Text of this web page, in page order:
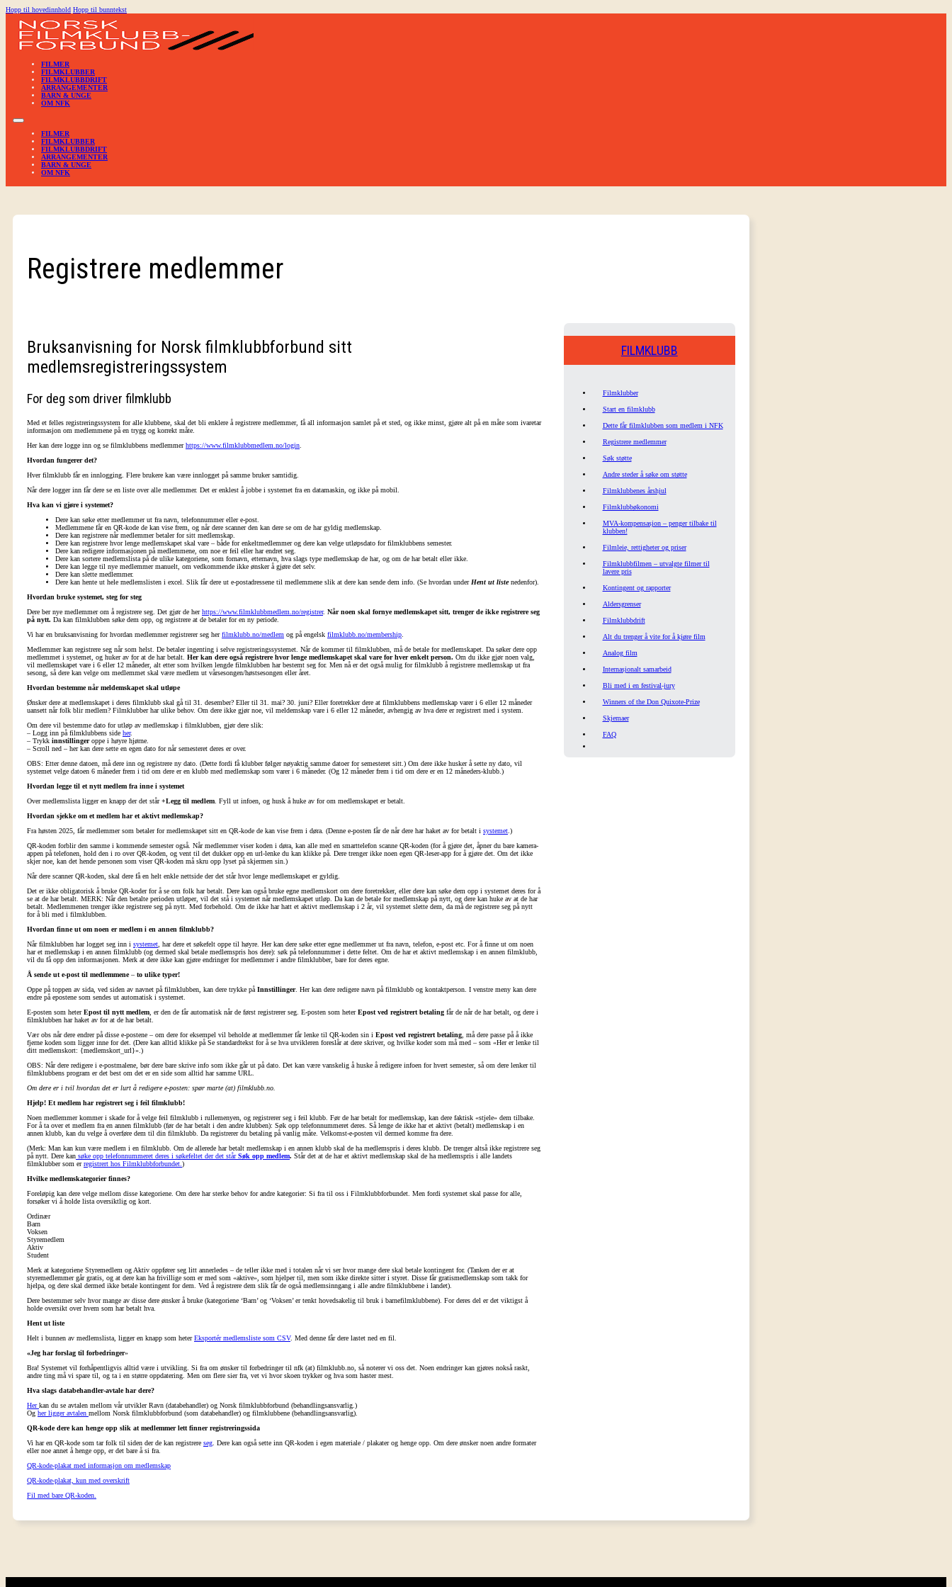
Hopp til hovedinnhold Hopp til bunntekst
FILMER
FILMKLUBBER
FILMKLUBBDRIFT
ARRANGEMENTER
BARN & UNGE
OM NFK
FILMER
FILMKLUBBER
FILMKLUBBDRIFT
ARRANGEMENTER
BARN & UNGE
OM NFK
Registrere medlemmer
Bruksanvisning for Norsk filmklubbforbund sitt
medlemsregistreringssystem
For deg som driver filmklubb
Med et felles registreringssystem for alle klubbene, skal det bli enklere å registrere medlemmer, få all informasjon samlet på et sted, og ikke minst, gjøre alt på en måte som ivaretar
informasjon om medlemmene på en trygg og korrekt måte.
Her kan dere logge inn og se filmklubbens medlemmerhttps://www.filmklubbmedlem.no/login
Hvordan fungerer det?
Hver filmklubb får en innlogging. Flere brukere kan være innlogget på samme bruker samtidig.
Når dere logger inn får dere se en liste over alle medlemmer. Det er enklest å jobbe i systemet fra en datamaskin, og ikke på mobil.
Hva kan vi gjøre i systemet?
Dere kan søke etter medlemmer ut fra navn, telefonnummer eller e-post.
Medlemmene får en QR-kode de kan vise frem, og når dere scanner den kan dere se om de har gyldig medlemskap.
Dere kan registrere når medlemmer betaler for sitt medlemskap.
Dere kan registrere hvor lenge medlemskapet skal vare – både for enkeltmedlemmer og dere kan velge utløpsdato for filmklubbens semester.
Dere kan redigere informasjonen på medlemmene, om noe er feil eller har endret seg.
Dere kan sortere medlemslista på de ulike kategoriene, som fornavn, etternavn, hva slags type medlemskap de har, og om de har betalt eller ikke.
Dere kan legge til nye medlemmer manuelt, om vedkommende ikke ønsker å gjøre det selv.
Dere kan slette medlemmer.
Dere kan hente ut hele medlemslisten i excel. Slik får dere ut e-postadressene til medlemmene slik at dere kan sende dem info. (Se hvordan under Hent ut listenedenfor).
Hvordan bruke systemet, steg for steg
Dere ber nye medlemmer om å registrere seg. Det gjør de her https://www.filmklubbmedlem.no/registrer. Når noen skal fornye medlemskapet sitt, trenger de ikke registrere seg
på nytt. Da kan filmklubben søke dem opp, og registrere at de betaler for en ny periode.
Vi har en bruksanvisning for hvordan medlemmer registrerer seg herfilmklubb.no/medlem og på engelsk filmklubb.no/membership
Medlemmer kan registrere seg når som helst. De betaler ingenting i selve registreringssystemet. Når de kommer til filmklubben, må de betale for medlemskapet. Da søker dere opp
medlemmet i systemet, og huker av for at de har betalt. Her kan dere også registrere hvor lenge medlemskapet skal vare for hver enkelt person. Om du ikke gjør noen valg,
vil medlemskapet vare i 6 eller 12 måneder, alt etter som hvilken lengde filmklubben har bestemt seg for. Men nå er det også mulig for filmklubb å registrere medlemskap ut fra
sesong, så dere kan velge om medlemmet skal være medlem ut vårsesongen/høstsesongen eller året.
Hvordan bestemme når meldemskapet skal utløpe
Ønsker dere at medlemskapet i deres filmklubb skal gå til 31. desember? Eller til 31. mai? 30. juni? Eller foretrekker dere at filmklubbens medlemskap varer i 6 eller 12 måneder
uansett når folk blir medlem? Filmklubber har ulike behov. Om dere ikke gjør noe, vil meldemskap vare i 6 eller 12 måneder, avhengig av hva dere er registrert med i system.
Om dere vil bestemme dato for utløp av medlemskap i filmklubben, gjør dere slik:
– Logg inn på filmklubbens side her.
– Trykk innstillingeroppe i høyre hjørne.
– Scroll ned – her kan dere sette en egen dato for når semesteret deres er over.
OBS: Etter denne datoen, må dere inn og registrere ny dato. (Dette fordi få klubber følger nøyaktig samme datoer for semesteret sitt.) Om dere ikke husker å sette ny dato, vil
systemet velge datoen 6 måneder frem i tid om dere er en klubb med medlemskap som varer i 6 måneder. (Og 12 måneder frem i tid om dere er en 12 måneders-klubb.)
Hvordan legge til et nytt medlem fra inne i systemet
Over medlemslista ligger en knapp der det står+Legg til medlem . Fyll ut infoen, og husk å huke av for om medlemskapet er betalt.
Hvordan sjekke om et medlem har et aktivt medlemskap?
Fra høsten 2025, får medlemmer som betaler for medlemskapet sitt en QR-kode de kan vise frem i døra. (Denne e-posten får de når dere har haket av for betalt i systemet .)
QR-koden forblir den samme i kommende semester også. Når medlemmer viser koden i døra, kan alle med en smarttelefon scanne QR-koden (for å gjøre det, åpner du bare kamera-
appen på telefonen, hold den i ro over QR-koden, og vent til det dukker opp en url-lenke du kan klikke på. Dere trenger ikke noen egen QR-leser-app for å gjøre det. Om det ikke
skjer noe, kan det hende personen som viser QR-koden må skru opp lyset på skjermen sin.)
Når dere scanner QR-koden, skal dere få en helt enkle nettside der det står hvor lenge medlemskapet er gyldig.
Det er ikke obligatorisk å bruke QR-koder for å se om folk har betalt. Dere kan også bruke egne medlemskort om dere foretrekker, eller dere kan søke dem opp i systemet deres for å
se at de har betalt. MERK: Når den betalte perioden utløper, vil det stå i systemet når medlemskapet utløp. Da kan de betale for medlemskap på nytt, og dere kan huke av at de har
betalt. Medlemmenen trenger ikke registrere seg på nytt. Med forbehold. Om de ikke har hatt et aktivt medlemskap i 2 år, vil systemet slette dem, da må de registrere seg på nytt
for å bli med i filmklubben.
Hvordan finne ut om noen er medlem i en annen filmklubb?
Når filmklubben har logget seg inn i systemet , har dere et søkefelt oppe til høyre. Her kan dere søke etter egne medlemmer ut fra navn, telefon, e-post etc. For å finne ut om noen
har et medlemskap i en annen filmklubb (og dermed skal betale medlemspris hos dere): søk på telefonnummer i dette feltet. Om de har et aktivt medlemskap i en annen filmklubb,
vil du få opp den informasjonen. Merk at dere ikke kan gjøre endringer for medlemmer i andre filmklubber, bare for deres egne.
Å sende ut e-post til medlemmene– to ulike typer!
Oppe på toppen av sida, ved siden av navnet på filmklubben, kan dere trykke på Innstillinger. Her kan dere redigere navn på filmklubb og kontaktperson. I venstre meny kan dere
endre på epostene som sendes ut automatisk i systemet.
E-posten som heterEpost til nytt medlem , er den de får automatisk når de først registrerer seg. E-posten som heterEpost ved registrert betaling får de når de har betalt, og dere i
filmklubben har haket av for at de har betalt.
Vær obs når dere endrer på disse e-postene – om dere for eksempel vil beholde at medlemmer får lenke til QR-koden sin i Epost ved registrert betaling , må dere passe på å ikke
fjerne koden som ligger inne for det. (Dere kan alltid klikke på Se standardtekst for å se hva utvikleren foreslår at dere skriver, og hvilke koder som må med – som «Her er lenke til
ditt medlemskort: {medlemskort_url}».)
OBS: Når dere redigere i e-postmalene, bør dere bare skrive info som ikke går ut på dato. Det kan være vanskelig å huske å redigere infoen for hvert semester, så om dere lenker til
filmklubbens program er det best om det er en side som alltid har samme URL.
Om dere er i tvil hvordan det er lurt å redigere e-posten: spør marte (at) filmklubb.no.
Hjelp! Et medlem har registrert seg i feil filmklubb!
Noen medlemmer kommer i skade for å velge feil filmklubb i rullemenyen, og registrerer seg i feil klubb. Før de har betalt for medlemskap, kan dere faktisk «stjele» dem tilbake.
For å ta over et medlem fra en annen filmklubb (før de har betalt i den andre klubben): Søk opp telefonnummeret deres. Så lenge de ikke har et aktivt (betalt) medlemskap i en
annen klubb, kan du velge å overføre dem til din filmklubb. Da registrerer du betaling på vanlig måte. Velkomst-e-posten vil dermed komme fra dere.
(Merk: Man kan kun være medlem i en filmklubb. Om de allerede har betalt medlemskap i en annen klubb skal de ha medlemspris i deres klubb. De trenger altså ikke registrere seg
på nytt. Dere kan søke opp telefonnummeret deres i søkefeltet der det stårSøk opp medlem. Står det at de har et aktivt medlemskap skal de ha medlemspris i alle landets
filmklubber som erregistrert hos Filmklubbforbundet. )
Hvilke medlemskategorier finnes?
Foreløpig kan dere velge mellom disse kategoriene. Om dere har sterke behov for andre kategorier: Si fra til oss i Filmklubbforbundet. Men fordi systemet skal passe for alle,
forsøker vi å holde lista oversiktlig og kort.
Ordinær
Barn
Voksen
Styremedlem
Aktiv
Student
Merk at kategoriene Styremedlem og Aktiv oppfører seg litt annerledes – de teller ikke med i totalen når vi ser hvor mange dere skal betale kontingent for. (Tanken der er at
styremedlemmer går gratis, og at dere kan ha frivillige som er med som «aktive», som hjelper til, men som ikke direkte sitter i styret. Disse får gratismedlemskap som takk for
hjelpa, og dere skal dermed ikke betale kontingent for dem. Ved å registrere dem slik får de også medlemsinngang i alle andre filmklubbene i landet).
Dere bestemmer selv hvor mange av disse dere ønsker å bruke (kategoriene ‘Barn’ og ‘Voksen’ er tenkt hovedsakelig til bruk i barnefilmklubbene). For deres del er det viktigst å
holde oversikt over hvem som har betalt hva.
Hent ut liste
Helt i bunnen av medlemslista, ligger en knapp som heterEksportér medlemsliste som CSV. Med denne får dere lastet ned en fil.
«Jeg har forslag til forbedringer»
Bra! Systemet vil forhåpentligvis alltid være i utvikling. Si fra om ønsker til forbedringer til nfk (at) filmklubb.no, så noterer vi oss det. Noen endringer kan gjøres nokså raskt,
andre ting må vi spare til, og ta i en større oppdatering. Men om flere sier fra, vet vi hvor skoen trykker og hva som haster mest.
Hva slags databehandler-avtale har dere?
Herkan du se avtalen mellom vår utvikler Ravn (databehandler) og Norsk filmklubbforbund (behandlingsansvarlig.)
Og her ligger avtalen mellom Norsk filmklubbforbund (som databehandler) og filmklubbene (behandlingsansvarlig).
QR-kode dere kan henge opp slik at medlemmer lett finner registreringssida
Vi har en QR-kode som tar folk til siden der de kan registrere seg . Dere kan også sette inn QR-koden i egen materiale / plakater og henge opp. Om dere ønsker noen andre formater
eller noe annet å henge opp, er det bare å si fra.
QR-kode-plakat med informasjon om medlemskap
QR-kode-plakat, kun med overskrift
Fil med bare QR-koden.
FILMKLUBB
Filmklubber
Start en filmklubb
Dette får filmklubben som medlem i NFK
Registrere medlemmer
Søk støtte
Andre steder å søke om støtte
Filmklubbenes årshjul
Filmklubbøkonomi
MVA-kompensasjon – penger tilbake til
klubben!
Filmleie, rettigheter og priser
Filmklubbfilmen – utvalgte filmer til
lavere pris
Kontingent og rapporter
Aldersgrenser
Filmklubbdrift
Alt du trenger å vite for å kjøre film
Analog film
Internasjonalt samarbeid
Bli med i en festival-jury
Winners of the Don Quixote-Prize
Skjemaer
FAQ